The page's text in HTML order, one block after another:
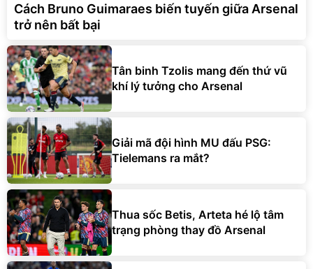
Cách Bruno Guimaraes biến tuyến giữa Arsenal
trở nên bất bại
Tân binh Tzolis mang đến thứ vũ
khí lý tưởng cho Arsenal
Giải mã đội hình MU đấu PSG:
Tielemans ra mắt?
Thua sốc Betis, Arteta hé lộ tâm
trạng phòng thay đồ Arsenal